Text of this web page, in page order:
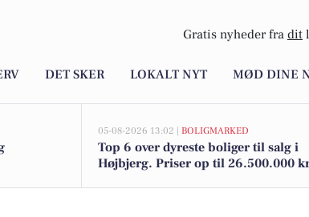
Gratis nyheder fra dit
DET SKER LOKALT NYT MØD DINE
05-08-2026 13:02 | BOLIGMARKED
Top 6 over dyreste boliger til salg i
Højbjerg. Priser op til 26.500.000